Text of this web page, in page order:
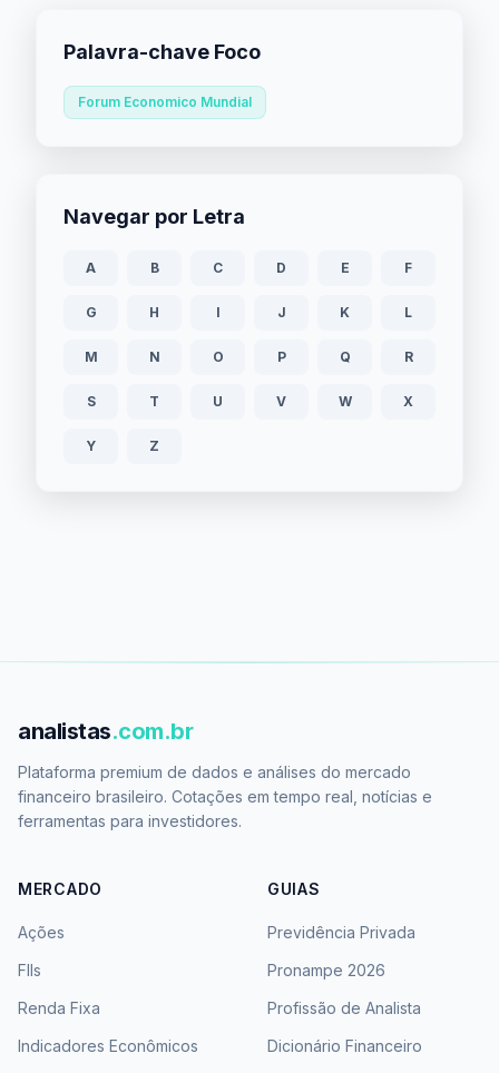
Palavra-chave Foco
Forum Economico Mundial
Navegar por Letra
A B C D E F
G H I J K L
M N O P Q R
S T U V W X
Y Z
analistas.com.br
Plataforma premium de dados e análises do mercado
financeiro brasileiro. Cotações em tempo real, notícias e
ferramentas para investidores.
MERCADO
Ações
FIIs
Renda Fixa
Indicadores Econômicos
GUIAS
Previdência Privada
Pronampe 2026
Profissão de Analista
Dicionário Financeiro